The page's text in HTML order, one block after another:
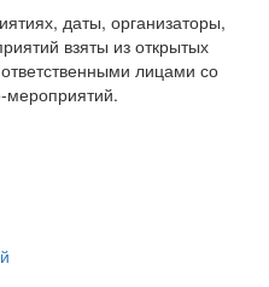
даты, организаторы,
взяты из открытых
лицами со
мероприятий.